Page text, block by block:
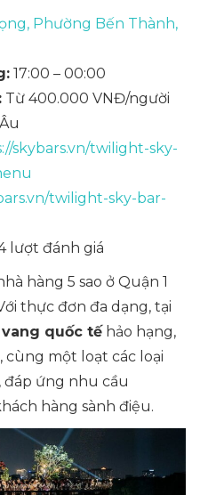
Phường Bến Thành,
17:00 – 00:00
Từ 400.000 VNĐ/người
skybars.vn/twilight-sky-
twilight-sky-bar-
lượt đánh giá
hàng 5 sao ở Quận 1​
thực đơn đa dạng, tại
quốc tếhảo hạng,
cùng một loạt các loại
đáp ứng nhu cầu
hàng sành điệu.